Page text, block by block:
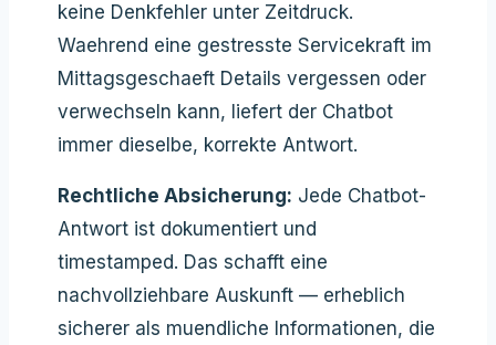
keine Denkfehler unter Zeitdruck.
Waehrend eine gestresste Servicekraft im
Mittagsgeschaeft Details vergessen oder
verwechseln kann, liefert der Chatbot
immer dieselbe, korrekte Antwort.
Rechtliche Absicherung: Jede Chatbot-
Antwort ist dokumentiert und
timestamped. Das schafft eine
nachvollziehbare Auskunft — erheblich
sicherer als muendliche Informationen, die